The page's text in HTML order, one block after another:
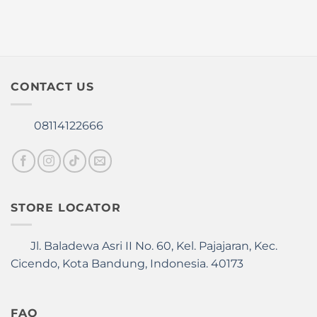
CONTACT US
08114122666
STORE LOCATOR
Jl. Baladewa Asri II No. 60, Kel. Pajajaran, Kec.
Cicendo, Kota Bandung, Indonesia. 40173
FAQ